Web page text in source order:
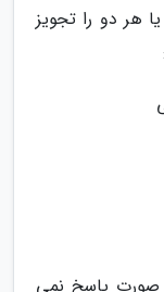
هر دو را تجویز
صورت پاسخ نمی